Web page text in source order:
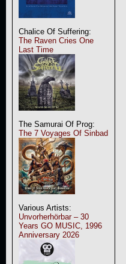
Chalice Of Suffering:
The Raven Cries One
Last Time
The Samurai Of Prog:
The 7 Voyages Of Sinbad
Various Artists:
Unvorherhörbar – 30
Years GO MUSIC, 1996
Anniversary 2026